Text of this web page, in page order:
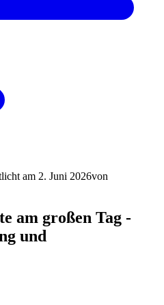
am 2. Juni 2026von
am großen Tag -
und